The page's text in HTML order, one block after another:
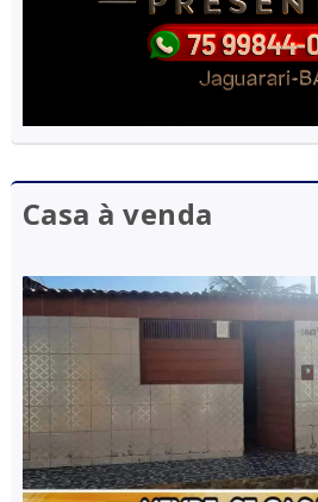
Casa à venda